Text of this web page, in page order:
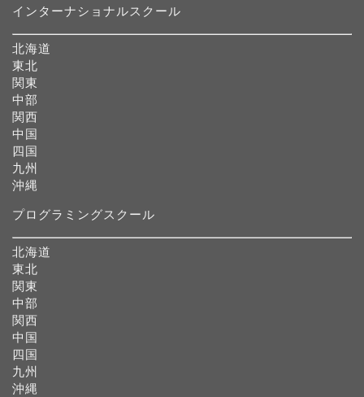
インターナショナルスクール
北海道
東北
関東
中部
関西
中国
四国
九州
沖縄
プログラミングスクール
北海道
東北
関東
中部
関西
中国
四国
九州
沖縄